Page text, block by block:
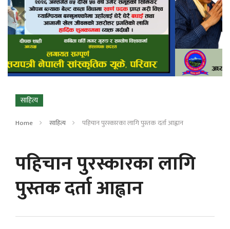
साहित्य
Home साहित्य पहिचान पुरस्कारका लागि पुस्तक दर्ता आह्वान
पहिचान पुरस्कारका लागि
पुस्तक दर्ता आह्वान